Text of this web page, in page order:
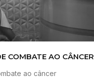
COMBATE AO CÂNCER
ao câncer